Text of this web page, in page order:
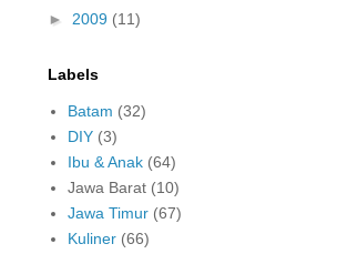
► 2009 (11)
Labels
Batam (32)
DIY (3)
Ibu & Anak (64)
Jawa Barat (10)
Jawa Timur (67)
Kuliner (66)